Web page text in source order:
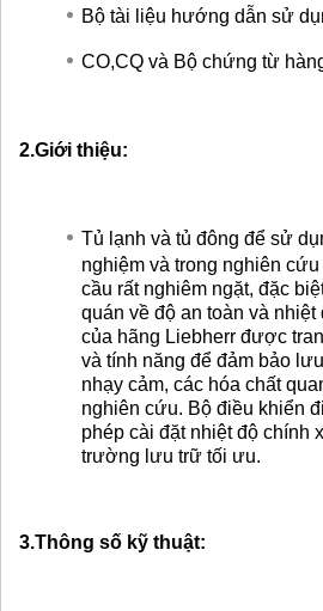
Bộ tài liệu hướng dẫn sử
CO,CQ và Bộ chứng từ
2.Giới thiệu:
Tủ lạnh và tủ đông để sử
nghiệm và trong nghiên
cầu rất nghiêm ngặt, đặc
quán về độ an toàn và nhiệt
của hãng Liebherr được
và tính năng để đảm bảo
nhạy cảm, các hóa chất
nghiên cứu. Bộ điều khiển
phép cài đặt nhiệt độ chính
trường lưu trữ tối ưu.
3.Thông số kỹ thuật: